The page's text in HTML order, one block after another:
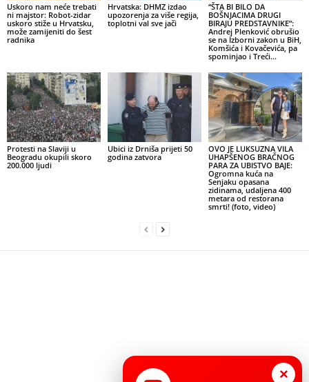
Uskoro nam neće trebati
ni majstor: Robot-zidar
uskoro stiže u Hrvatsku,
može zamijeniti do šest
radnika
Hrvatska: DHMZ izdao
upozorenja za više regija,
toplotni val sve jači
“ŠTA BI BILO DA
BOŠNJACIMA DRUGI
BIRAJU PREDSTAVNIKE”:
Andrej Plenković obrušio
se na Izborni zakon u BiH,
Komšića i Kovačevića, pa
spominjao i Treći...
Protesti na Slaviji u
Beogradu okupili skoro
200.000 ljudi
Ubici iz Drniša prijeti 50
godina zatvora
OVO JE LUKSUZNA VILA
UHAPŠENOG BRAČNOG
PARA ZA UBISTVO BAJE:
Ogromna kuća na
Senjaku opasana
zidinama, udaljena 400
metara od restorana
smrti! (foto, video)
×